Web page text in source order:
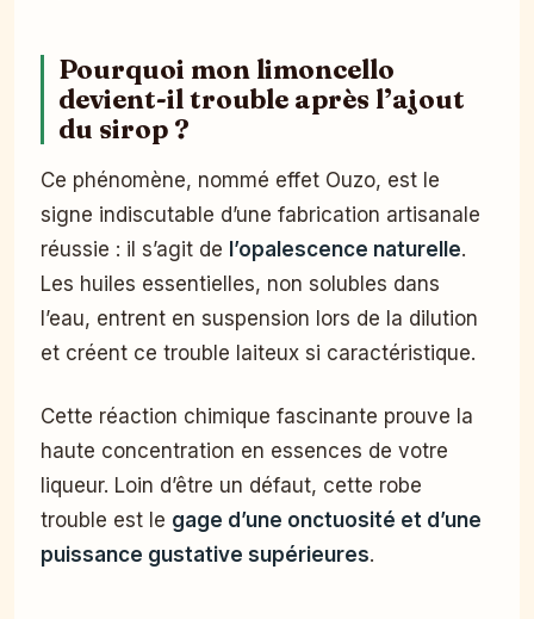
Pourquoi mon limoncello
devient-il trouble après l’ajout
du sirop ?
Ce phénomène, nommé effet Ouzo, est le
signe indiscutable d’une fabrication artisanale
réussie : il s’agit de l’opalescence naturelle.
Les huiles essentielles, non solubles dans
l’eau, entrent en suspension lors de la dilution
et créent ce trouble laiteux si caractéristique.
Cette réaction chimique fascinante prouve la
haute concentration en essences de votre
liqueur. Loin d’être un défaut, cette robe
trouble est le gage d’une onctuosité et d’une
puissance gustative supérieures.